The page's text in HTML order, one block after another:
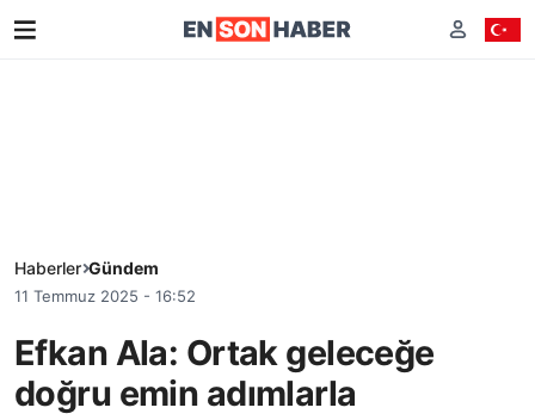
Haberler Gündem
11 Temmuz 2025 - 16:52
Efkan Ala: Ortak geleceğe
doğru emin adımlarla